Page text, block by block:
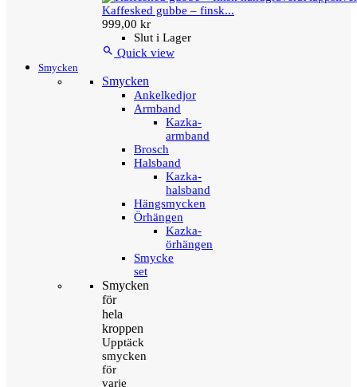
Kaffesked gubbe – finsk...
999,00 kr
Slut i Lager
 Quick view
Smycken
Smycken
Ankelkedjor
Armband
Kazka-
armband
Brosch
Halsband
Kazka-
halsband
Hängsmycken
Örhängen
Kazka-
örhängen
Smycke
set
Smycken
för
hela
kroppen
Upptäck
smycken
för
varje